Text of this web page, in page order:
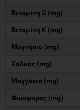
Βιταμίνη C (mg)
Βιταμίνη Κ (mg)
Μαγνήσιο (mg)
Χαλκός (mg)
Μαγγάνιο (mg)
Φώσφορος (mg)